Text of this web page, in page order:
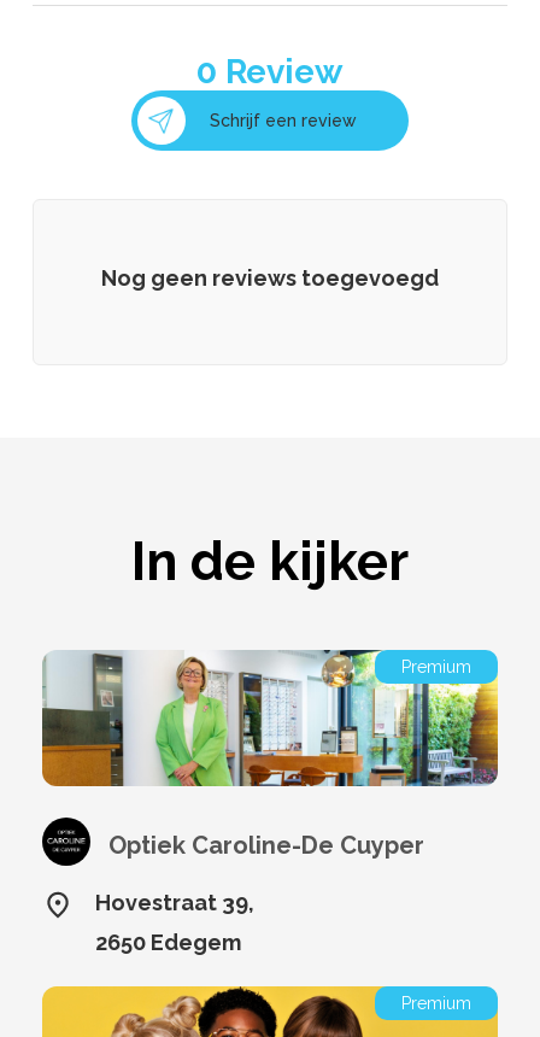
0 Review
Schrijf een review
Nog geen reviews toegevoegd
In de kijker
Premium
Optiek Caroline-De Cuyper
Hovestraat 39,
2650 Edegem
Premium